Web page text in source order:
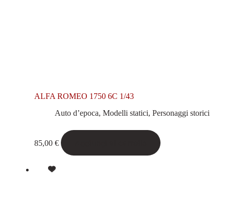
ALFA ROMEO 1750 6C 1/43
Auto d’epoca, Modelli statici, Personaggi storici
85,00 €